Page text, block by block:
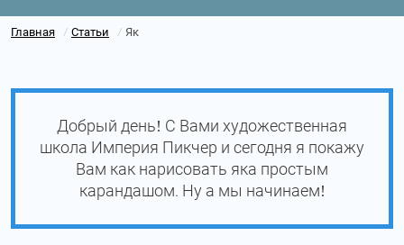
Главная / Статьи / Як
Добрый день! С Вами художественная
школа Империя Пикчер и сегодня я покажу
Вам как нарисовать яка простым
карандашом. Ну а мы начинаем!